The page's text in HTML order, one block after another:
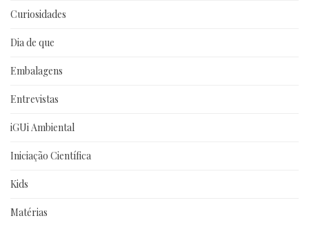
Curiosidades
Dia de que
Embalagens
Entrevistas
iGUi Ambiental
Iniciação Científica
Kids
Matérias